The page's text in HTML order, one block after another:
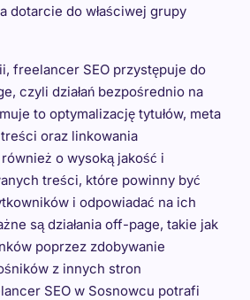
dotarcie do właściwej grupy
freelancer SEO przystępuje do
czyli działań bezpośrednio na
to optymalizację tytułów, meta
oraz linkowania
o wysoką jakość i
treści, które powinny być
i odpowiadać na ich
są działania off-page, takie jak
poprzez zdobywanie
z innych stron
SEO w Sosnowcu potrafi